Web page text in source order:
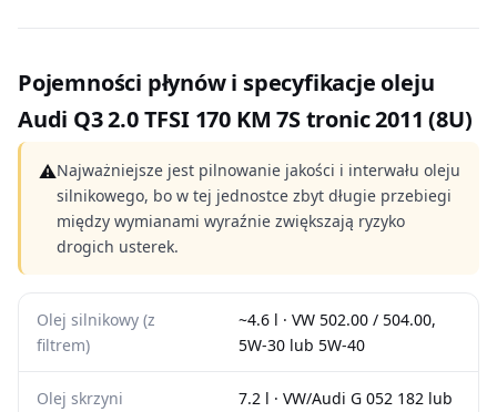
Pojemności płynów i specyfikacje oleju
Audi Q3 2.0 TFSI 170 KM 7S tronic 2011 (8U)
⚠Najważniejsze jest pilnowanie jakości i interwału oleju
silnikowego, bo w tej jednostce zbyt długie przebiegi
między wymianami wyraźnie zwiększają ryzyko
drogich usterek.
Olej silnikowy (z
filtrem)
~4.6 l · VW 502.00 / 504.00,
5W-30 lub 5W-40
Olej skrzyni
7.2 l · VW/Audi G 052 182 lub